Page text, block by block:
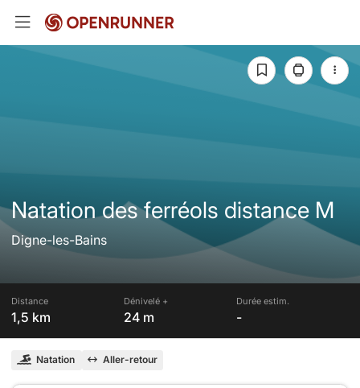
Natation des ferréols distance M
Digne-les-Bains
Distance
1,5 km
Dénivelé +
24 m
Durée estim.
-
Natation Aller-retour